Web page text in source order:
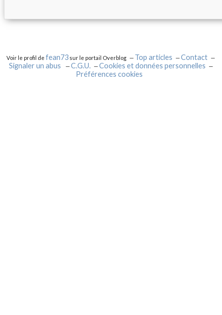
Voir le profil defean73 sur le portail Overblog Top articles
Contact
Signaler un abus
C.G.U.
Cookies et données personnelles
Préférences cookies